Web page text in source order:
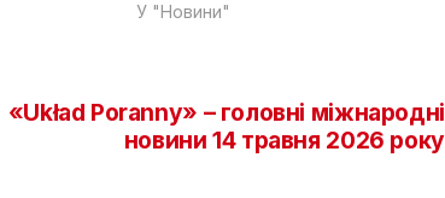
У "Новини"
«Układ Poranny» – головні міжнародні
новини 14 травня 2026 року